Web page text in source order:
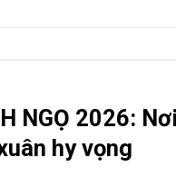
NGỌ 2026:
hy vọng